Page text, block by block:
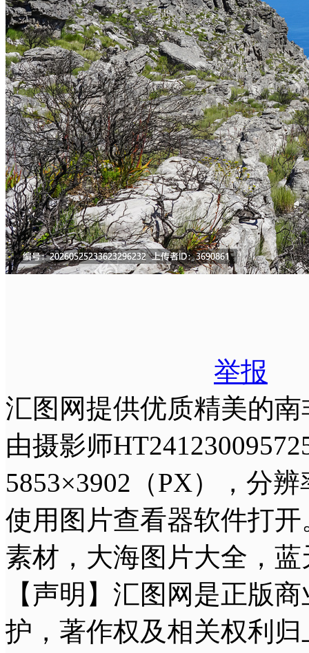
举报
汇图网提供优质精美的
由摄影师
5853×3902（PX），分
使用图片查看器软件打
素材，大海图片大全，
【声明】汇图网是正版
护，著作权及相关权利